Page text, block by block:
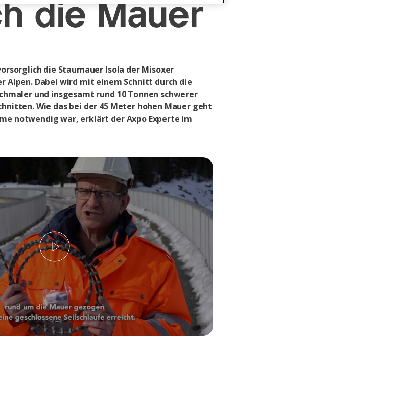
die Mauer
die Staumauer Isola der Misoxer
Alpen. Dabei wird mit einem Schnitt durch die
und insgesamt rund 10 Tonnen schwerer
Wie das bei der 45 Meter hohen Mauer geht
notwendig war, erklärt der Axpo Experte im
Abspielen